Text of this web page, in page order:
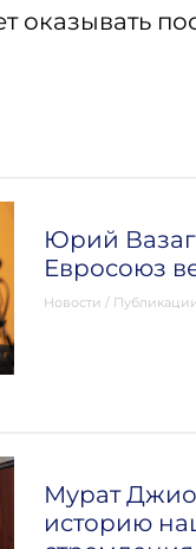
оказывать
Юрий
Евросоюз
Новости /
Мурат
историю